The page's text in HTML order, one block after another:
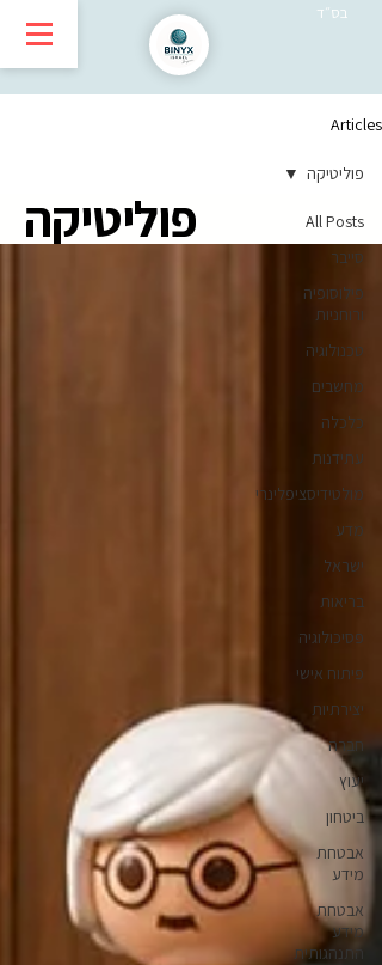
בס״ד
Articles
All Posts
סייבר
פילוסופיה
ורוחניות
טכנולוגיה
מחשבים
כלכלה
עתידנות
מולטידיסציפלינרי
מדע
ישראל
בריאות
פסיכולוגיה
פיתוח אישי
יצירתיות
חברה
יעוץ
ביטחון
אבטחת
מידע
אבטחת
מידע
התנהגותית
פוליטיקה
פוליטיקה